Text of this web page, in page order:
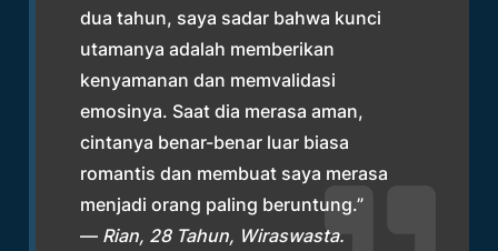
dua tahun, saya sadar bahwa kunci
utamanya adalah memberikan
kenyamanan dan memvalidasi
emosinya. Saat dia merasa aman,
cintanya benar-benar luar biasa
romantis dan membuat saya merasa
menjadi orang paling beruntung.”
— Rian, 28 Tahun, Wiraswasta.